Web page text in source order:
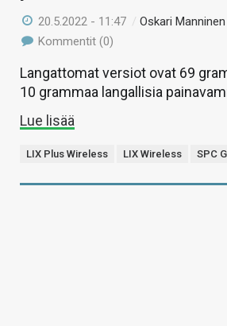
20.5.2022 - 11:47 /Oskari Manninen
Kommentit (0)
Langattomat versiot ovat 69
10 grammaa langallisia
Lue lisää
LIX Plus Wireless LIX Wireless SPC